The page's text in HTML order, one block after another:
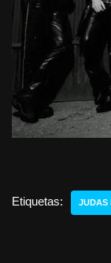
Etiquetas: JUDAS